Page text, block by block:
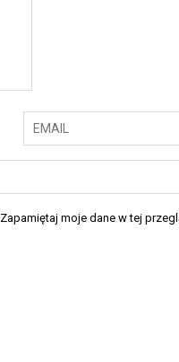
Zapamiętaj moje dane w tej